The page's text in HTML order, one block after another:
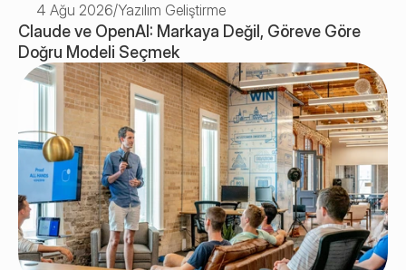
4 Ağu 2026/Yazılım Geliştirme
Claude ve OpenAI: Markaya Değil, Göreve Göre
Doğru Modeli Seçmek